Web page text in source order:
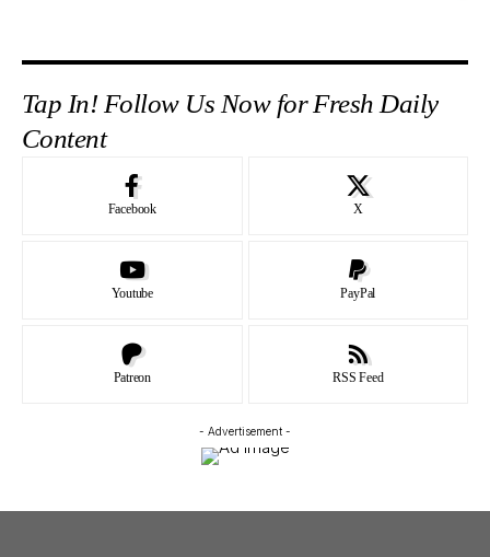
Tap In! Follow Us Now for Fresh Daily
Content
Facebook X
Youtube PayPal
Patreon RSS Feed
- Advertisement -